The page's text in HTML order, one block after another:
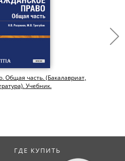
Общая часть. (Бакалавриат,
Учебник.
ГДЕ КУПИТЬ